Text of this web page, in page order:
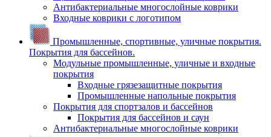
Антибактериальные многослойные коврики
Входные коврики с логотипом
Промышленные, спортивные, уличные покрытия.
Покрытия для бассейнов.
Модульные промышленные, уличные и входные
покрытия
Входные грязезащитные покрытия
Промышленные напольные покрытия
Покрытия для спортзалов и бассейнов
Покрытия для бассейнов и саун
Антибактериальные многослойные коврики